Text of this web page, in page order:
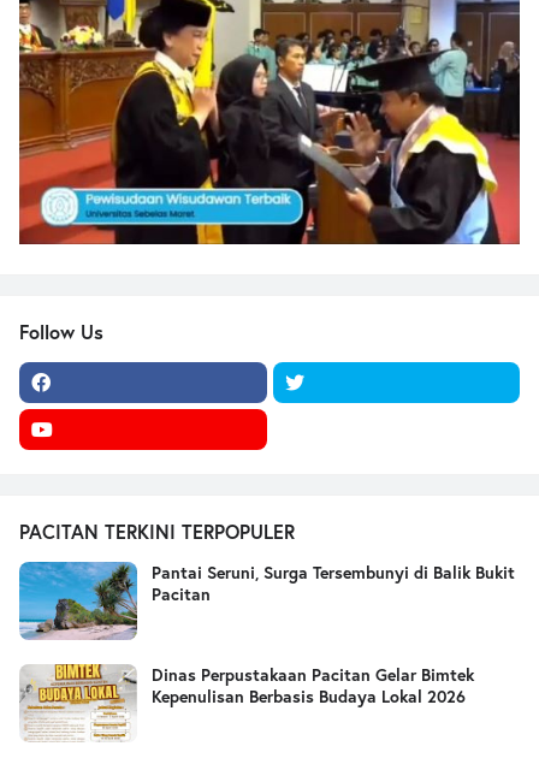
Follow Us
PACITAN TERKINI TERPOPULER
Pantai Seruni, Surga Tersembunyi di Balik Bukit
Pacitan
Dinas Perpustakaan Pacitan Gelar Bimtek
Kepenulisan Berbasis Budaya Lokal 2026